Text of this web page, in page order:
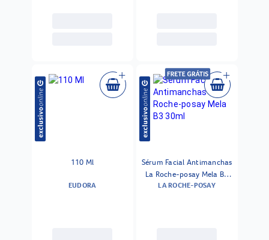
110 Ml
EUDORA
Sérum Facial Antimanchas
La Roche-posay Mela B3
30ml
LA ROCHE-POSAY